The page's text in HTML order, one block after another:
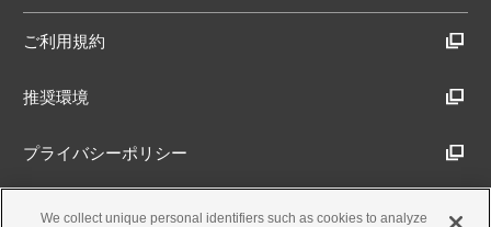
ご利用規約
推奨環境
プライバシーポリシー
Cookieポリシー
We collect unique personal identifiers such as cookies to analyze